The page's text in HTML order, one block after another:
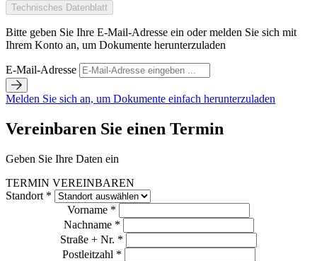
Technisches Datenblatt
Bitte geben Sie Ihre E-Mail-Adresse ein oder melden Sie sich mit
Ihrem Konto an, um Dokumente herunterzuladen
E-Mail-Adresse
Melden Sie sich an, um Dokumente einfach herunterzuladen
Vereinbaren Sie einen Termin
Geben Sie Ihre Daten ein
TERMIN VEREINBAREN
Standort *
Vorname *
Nachname *
Straße + Nr. *
Postleitzahl *